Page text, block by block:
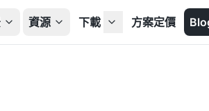
資源 下載 方案定價